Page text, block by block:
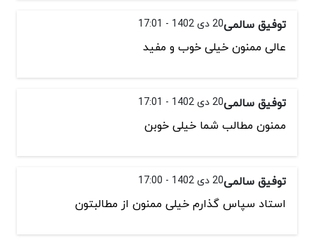
توفیق سالمی20 دی 1402 - 17:01
عالی ممنون خیلی خوب و مفید
توفیق سالمی20 دی 1402 - 17:01
ممنون مطالب شما خیلی خوبن
توفیق سالمی20 دی 1402 - 17:00
استاد سپاس گذارم خیلی ممنون از مطالبتون